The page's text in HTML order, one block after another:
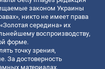
законом Украины
никто не имеет права
середина» их
воспроизводству,
форме.
точку зрения,
За достоверность
материалах,